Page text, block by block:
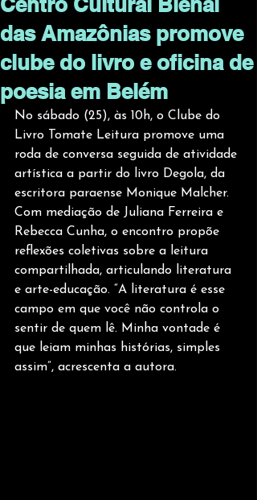
das Amazônias promove
clube do livro e oficina de
poesia em Belém
No sábado (25), às 10h, o Clube do
Livro Tomate Leitura promove uma
roda de conversa seguida de atividade
artística a partir do livro Degola, da
escritora paraense Monique Malcher.
Com mediação de Juliana Ferreira e
Rebecca Cunha, o encontro propõe
reflexões coletivas sobre a leitura
compartilhada, articulando literatura
e arte-educação. “A literatura é esse
campo em que você não controla o
sentir de quem lê. Minha vontade é
que leiam minhas histórias, simples
assim”, acrescenta a autora.